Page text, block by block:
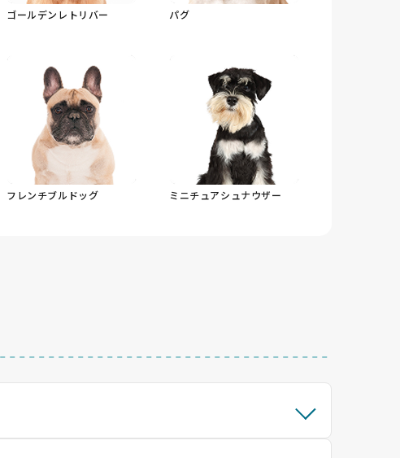
ゴールデンレトリバー パグ
フレンチブルドッグ ミニチュアシュナウザー